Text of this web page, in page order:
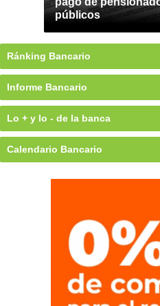
públicos
Ránking Bancario
Informe Bancario
Lo + y lo - de la banca
Calendario Bancario